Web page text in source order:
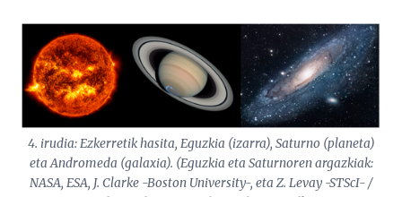
4. irudia: Ezkerretik hasita, Eguzkia (izarra), Saturno (planeta)
eta Andromeda (galaxia). (Eguzkia eta Saturnoren argazkiak:
NASA, ESA, J. Clarke -Boston University-, eta Z. Levay -STScI- /